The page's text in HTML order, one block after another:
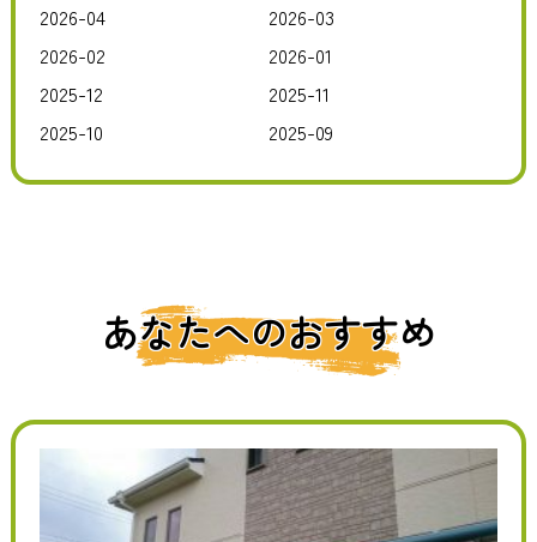
2026-04
2026-03
2026-02
2026-01
2025-12
2025-11
2025-10
2025-09
あなたへのおすすめ